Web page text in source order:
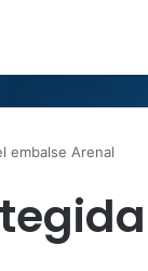
embalse Arenal